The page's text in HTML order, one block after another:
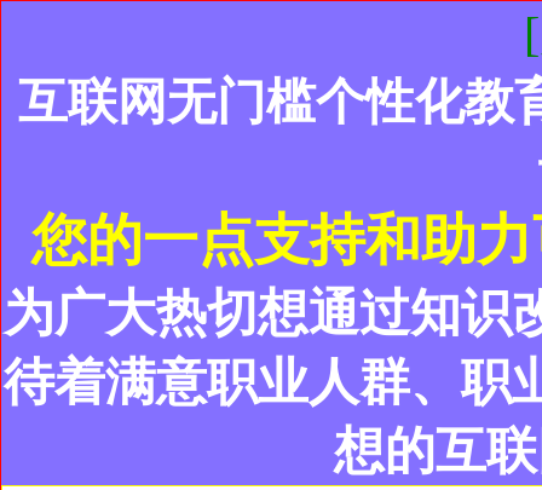
互联网无门槛个性化教
您的一点支持和助
为广大热切想通过知识
待着满意职业人群、职
想的互